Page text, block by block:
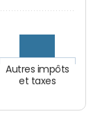
Autres impôts
et taxes